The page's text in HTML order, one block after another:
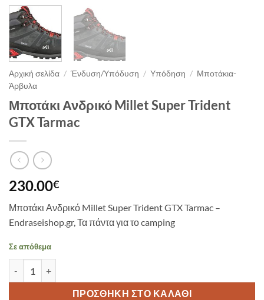
Αρχική σελίδα / Ένδυση/Υπόδυση / Υπόδηση / Μποτάκια-
Άρβυλα
Μποτάκι Ανδρικό Millet Super Trident
GTX Tarmac
230.00€
Μποτάκι Ανδρικό Millet Super Trident GTX Tarmac –
Endraseishop.gr, Τα πάντα για το camping
Σε απόθεμα
ΠΡΟΣΘΉΚΗ ΣΤΟ ΚΑΛΆΘΙ